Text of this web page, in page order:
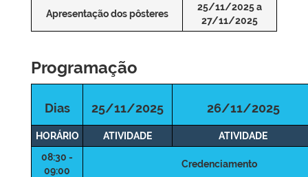
Apresentação dos pôsteres
25/11/2025 a
27/11/2025
Programação
Dias 25/11/2025 26/11/2025
HORÁRIO ATIVIDADE
ATIVIDADE
08:30 -
09:00
Credenciamento